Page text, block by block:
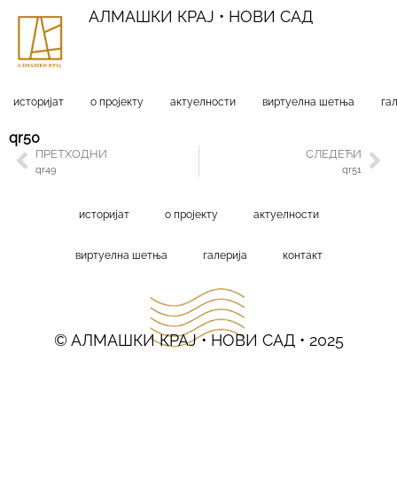
АЛМАШКИ КРАЈ • НОВИ САД
историјат о пројекту актуелности виртуелна шетња
qr50
ПРЕТХОДНИ
qr49
СЛЕДЕЋИ
qr51
историјат о пројекту актуелности
виртуелна шетња галерија контакт
© АЛМАШКИ КРАЈ • НОВИ САД • 2025